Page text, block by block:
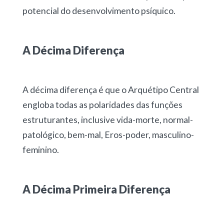
potencial do desenvolvimento psíquico.
A Décima Diferença
A décima diferença é que o Arquétipo Central
engloba todas as polaridades das funções
estruturantes, inclusive vida-morte, normal-
patológico, bem-mal, Eros-poder, masculino-
feminino.
A Décima Primeira Diferença